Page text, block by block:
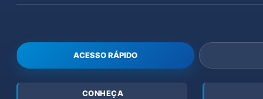
ACESSO RÁPIDO
CONHEÇA